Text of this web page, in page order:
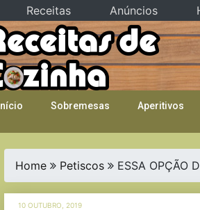
Início Sobremesas Aperitivos
Home Petiscos ESSA OPÇÃO
10 OUTUBRO, 2019
Receitas Anúncios